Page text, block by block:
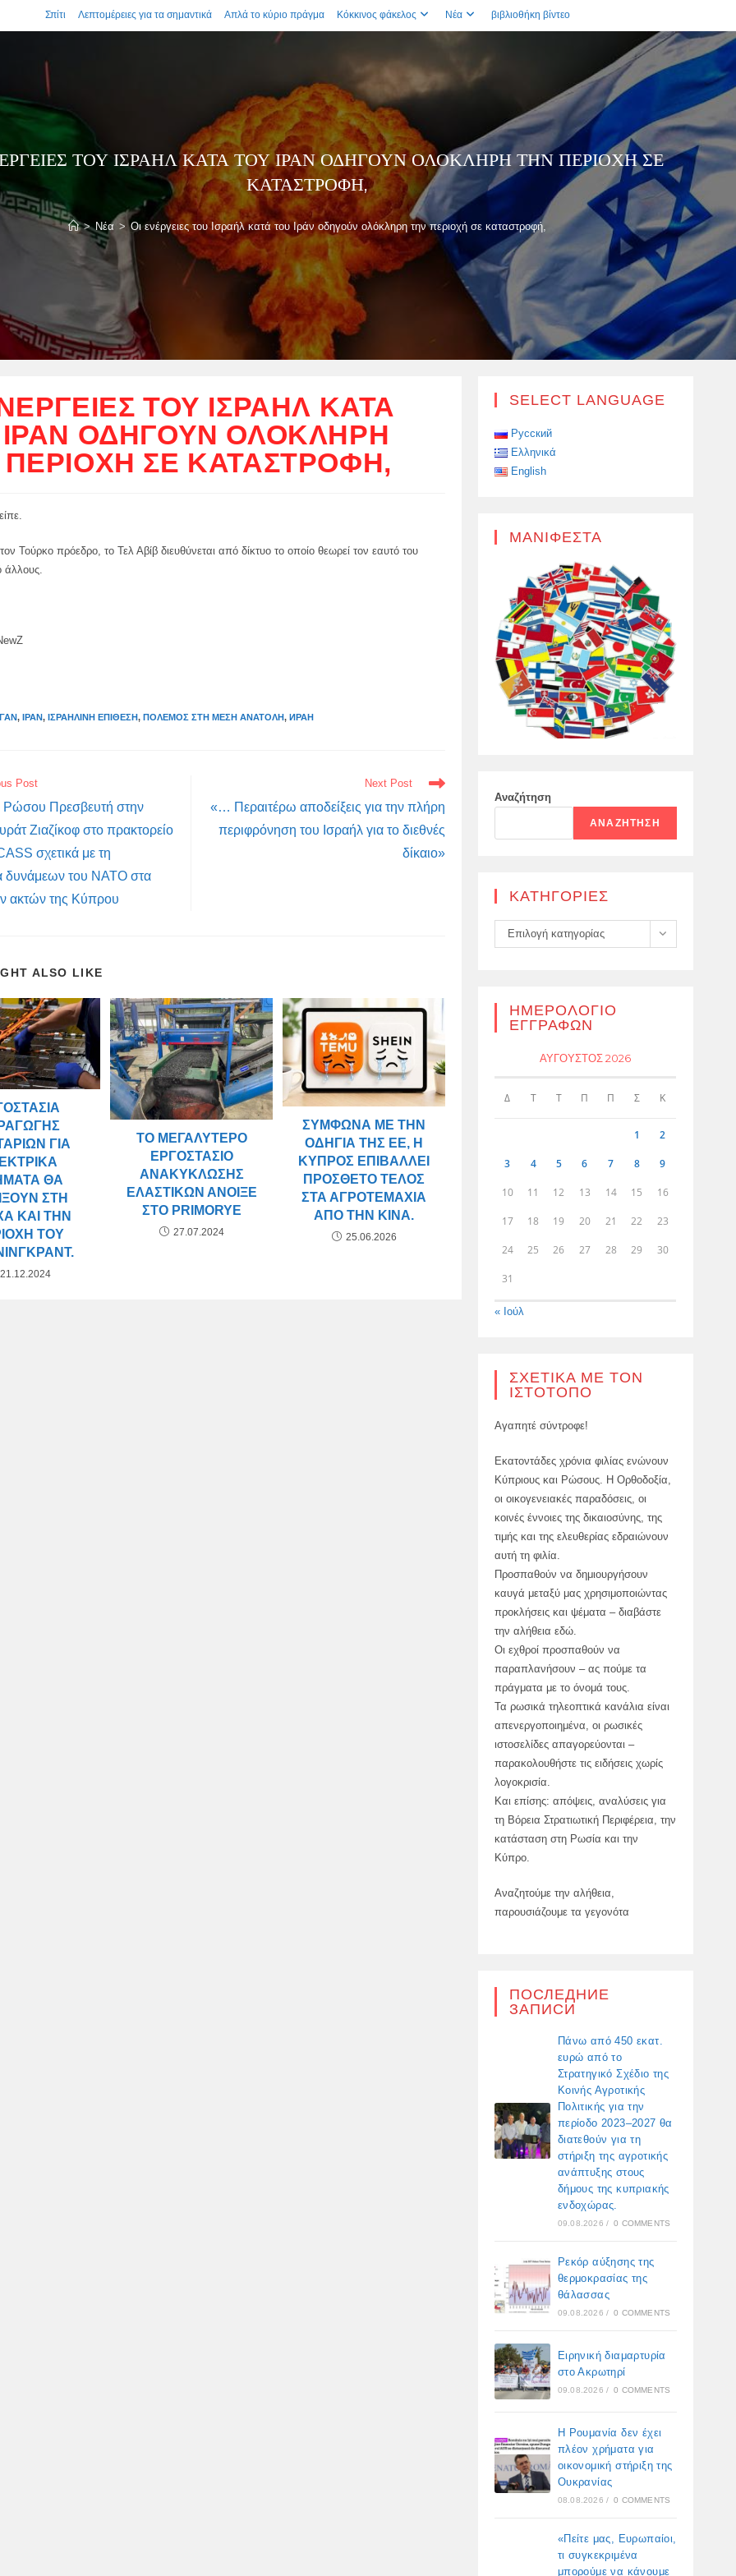
Σπίτι Λεπτομέρειες για τα σημαντικά Απλά το κύριο πράγμα Κόκκινος φάκελος Νέα βιβλιοθήκη βίντεο
ΤΟΥ ΙΣΡΑΉΛ ΚΑΤΆ ΤΟΥ ΙΡΆΝ ΟΔΗΓΟΎΝ ΟΛΌΚΛΗΡΗ ΤΗΝ ΠΕΡΙΟΧΉ ΣΕ
ΚΑΤΑΣΤΡΟΦΉ,
> Νέα > Οι ενέργειες του Ισραήλ κατά του Ιράν οδηγούν ολόκληρη την περιοχή σε καταστροφή,
ΤΟΥ ΙΣΡΑΉΛ ΚΑΤΆ
ΟΔΗΓΟΎΝ ΟΛΌΚΛΗΡΗ
ΣΕ ΚΑΤΑΣΤΡΟΦΉ,
Τούρκο πρόεδρο, το Τελ Αβίβ διευθύνεται από δίκτυο το οποίο θεωρεί τον εαυτό του
άλλους.
, ΙΡΆΝ, ΙΣΡΑΗΛΙΝΉ ΕΠΊΘΕΣΗ, ΠΌΛΕΜΟΣ ΣΤΗ ΜΈΣΗ ΑΝΑΤΟΛΉ, ИРАН
Post
Ρώσου Πρεσβευτή στην
Ζιαζίκοφ στο πρακτορείο
σχετικά με τη
δυνάμεων του ΝΑΤΟ στα
ακτών της Κύπρου
Next Post
«… Περαιτέρω αποδείξεις για την πλήρη
περιφρόνηση του Ισραήλ για το διεθνές
δίκαιο»
ALSO LIKE
ΓΙΑ
ΘΑ
ΣΤΗ
ΚΑΙ ΤΗΝ
ΤΟΥ
21.12.2024
ΤΟ ΜΕΓΑΛΎΤΕΡΟ
ΕΡΓΟΣΤΆΣΙΟ
ΑΝΑΚΎΚΛΩΣΗΣ
ΕΛΑΣΤΙΚΏΝ ΆΝΟΙΞΕ
ΣΤΟ PRIMORYE
27.07.2024
ΣΎΜΦΩΝΑ ΜΕ ΤΗΝ
ΟΔΗΓΊΑ ΤΗΣ ΕΕ, Η
ΚΎΠΡΟΣ ΕΠΙΒΆΛΛΕΙ
ΠΡΌΣΘΕΤΟ ΤΈΛΟΣ
ΣΤΑ ΑΓΡΟΤΕΜΆΧΙΑ
ΑΠΌ ΤΗΝ ΚΊΝΑ.
25.06.2026
SELECT LANGUAGE
Русский
Ελληνικά
English
ΜΑΝΙΦΈΣΤΑ
Αναζήτηση
ΑΝΑΖΉΤΗΣΗ
KΑΤΗΓΟΡΊΕΣ
Kατηγορίες
Επιλογή κατηγορίας
ΗΜΕΡΟΛΌΓΙΟ
ΕΓΓΡΑΦΏΝ
ΑΎΓΟΥΣΤΟΣ 2026
Δ Τ Τ Π Π Σ Κ
1 2
3 4 5 6 7 8 9
10 11 12 13 14 15 16
17 18 19 20 21 22 23
24 25 26 27 28 29 30
31
« Ιούλ
ΣΧΕΤΙΚΆ ΜΕ ΤΟΝ
ΙΣΤΌΤΟΠΟ
Αγαπητέ σύντροφε!
Εκατοντάδες χρόνια φιλίας ενώνουν
Κύπριους και Ρώσους. Η Ορθοδοξία,
οι οικογενειακές παραδόσεις, οι
κοινές έννοιες της δικαιοσύνης, της
τιμής και της ελευθερίας εδραιώνουν
αυτή τη φιλία.
Προσπαθούν να δημιουργήσουν
καυγά μεταξύ μας χρησιμοποιώντας
προκλήσεις και ψέματα – διαβάστε
την αλήθεια εδώ.
Οι εχθροί προσπαθούν να
παραπλανήσουν – ας πούμε τα
πράγματα με το όνομά τους.
Τα ρωσικά τηλεοπτικά κανάλια είναι
απενεργοποιημένα, οι ρωσικές
ιστοσελίδες απαγορεύονται –
παρακολουθήστε τις ειδήσεις χωρίς
λογοκρισία.
Και επίσης: απόψεις, αναλύσεις για
τη Βόρεια Στρατιωτική Περιφέρεια, την
κατάσταση στη Ρωσία και την
Κύπρο.
Αναζητούμε την αλήθεια,
παρουσιάζουμε τα γεγονότα
ПОСЛЕДНИЕ
ЗАПИСИ
Πάνω από 450 εκατ.
ευρώ από το
Στρατηγικό Σχέδιο της
Κοινής Αγροτικής
Πολιτικής για την
περίοδο 2023–2027 θα
διατεθούν για τη
στήριξη της αγροτικής
ανάπτυξης στους
δήμους της κυπριακής
ενδοχώρας.
09.08.2026 / 0 COMMENTS
Ρεκόρ αύξησης της
θερμοκρασίας της
θάλασσας
09.08.2026 / 0 COMMENTS
Ειρηνική διαμαρτυρία
στο Ακρωτηρί
09.08.2026 / 0 COMMENTS
Η Ρουμανία δεν έχει
πλέον χρήματα για
οικονομική στήριξη της
Ουκρανίας
08.08.2026 / 0 COMMENTS
«Πείτε μας, Ευρωπαίοι,
τι συγκεκριμένα
μπορούμε να κάνουμε